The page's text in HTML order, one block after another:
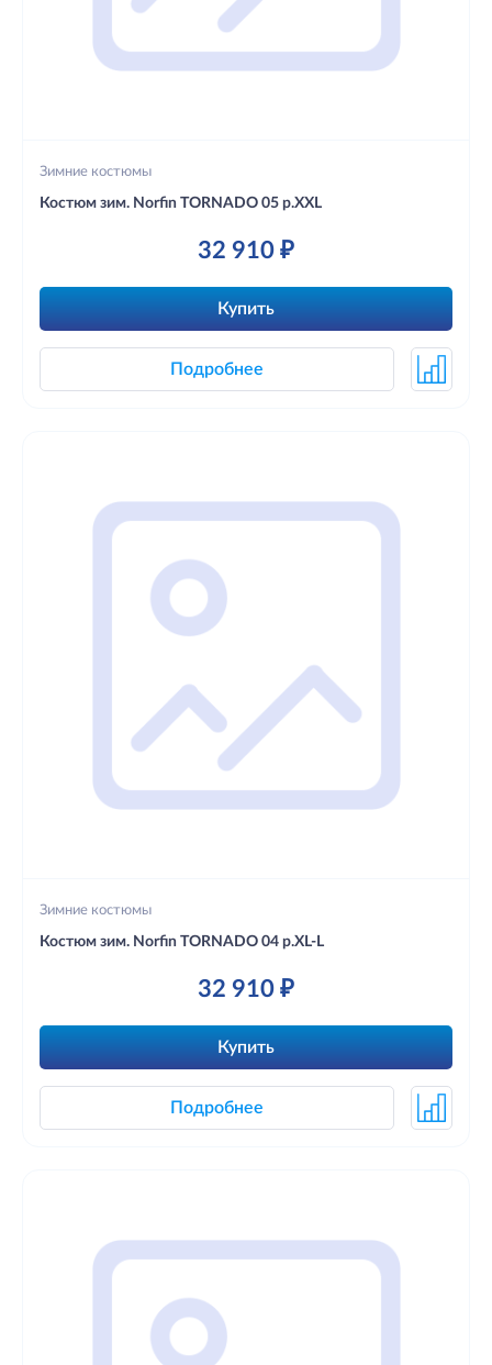
Зимние костюмы
Костюм зим. Norfin TORNADO 05 р.XXL
32 910 ₽
Купить
Подробнее
Зимние костюмы
Костюм зим. Norfin TORNADO 04 р.XL-L
32 910 ₽
Купить
Подробнее